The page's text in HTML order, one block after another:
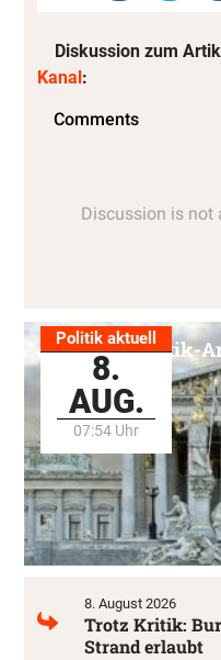
Diskussion zum
Kanal:
Politik aktuell
8.
AUG.
07:54 Uhr
Alle Politik-
8. August 2026
Trotz Kritik:
Strand erlaubt